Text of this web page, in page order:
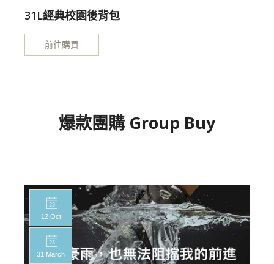
31L經典校園後背包
前往購買
爆款團購 Group Buy
12 Oct
31 March